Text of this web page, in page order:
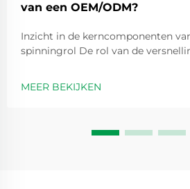
van een OEM/ODM?
Inzicht in de kerncomponenten
spinningrol De rol van de
op 1 die aangeven hoe vaak de
MEER BEKIJKEN